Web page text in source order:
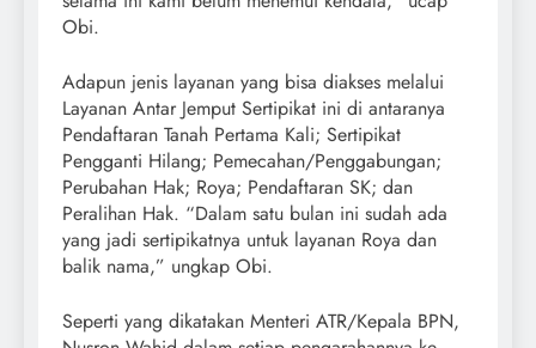
Obi.
Adapun jenis layanan yang bisa diakses melalui
Layanan Antar Jemput Sertipikat ini di antaranya
Pendaftaran Tanah Pertama Kali; Sertipikat
Pengganti Hilang; Pemecahan/Penggabungan;
Perubahan Hak; Roya; Pendaftaran SK; dan
Peralihan Hak. “Dalam satu bulan ini sudah ada
yang jadi sertipikatnya untuk layanan Roya dan
balik nama,” ungkap Obi.
Seperti yang dikatakan Menteri ATR/Kepala BPN,